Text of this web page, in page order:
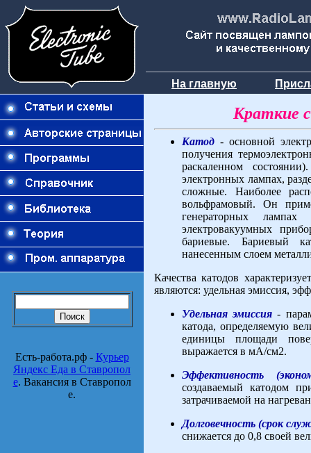
На главную
Есть-работа.рф - Курьер
Яндекс Еда в Ставропол
е. Вакансия в Ставропол
е.
Краткие
Катод - основной
получения
раскаленном
электронных лампах,
сложные. Наиболее
вольфрамовый. Он
генераторных
электровакуумных
бариевые. Бариевый
нанесенным слоем
Качества катодов
являются: удельная эмиссия,
Удельная эмиссия -
катода, определяемую
единицы площади
выражается в мА/см2.
Эффективность
создаваемый катодом
затрачиваемой на
Долговечность (срок
снижается до 0,8 своей